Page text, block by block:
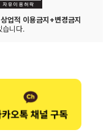
업적 이용금지+변경금지
습니다.